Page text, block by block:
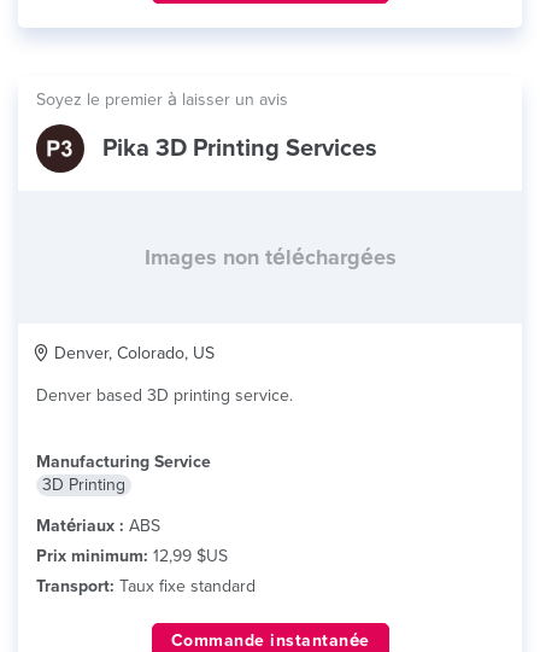
Soyez le premier à laisser un avis
Pika 3D Printing Services
Images non téléchargées
Denver, Colorado, US
Denver based 3D printing service.
Manufacturing Service
3D Printing
Matériaux : ABS
Prix minimum: 12,99 $US
Transport: Taux fixe standard
Commande instantanée